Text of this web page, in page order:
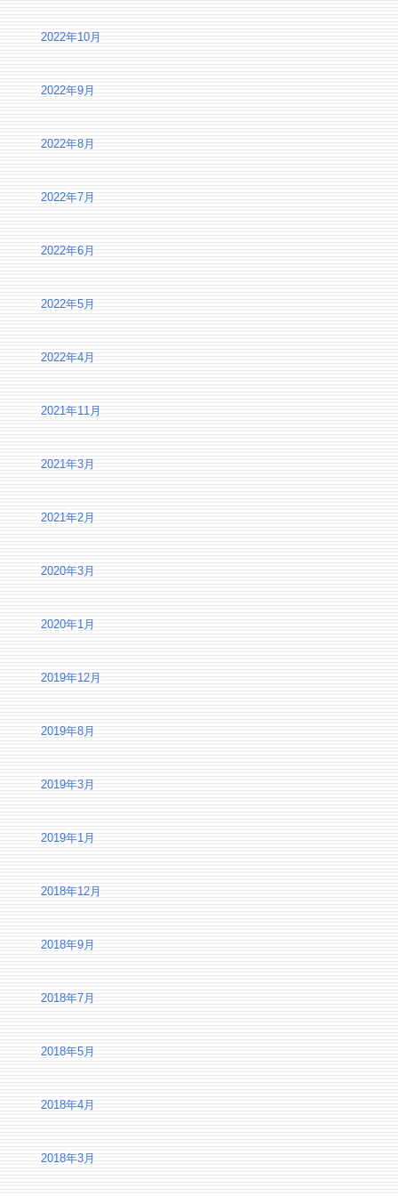
2022年10月
2022年9月
2022年8月
2022年7月
2022年6月
2022年5月
2022年4月
2021年11月
2021年3月
2021年2月
2020年3月
2020年1月
2019年12月
2019年8月
2019年3月
2019年1月
2018年12月
2018年9月
2018年7月
2018年5月
2018年4月
2018年3月